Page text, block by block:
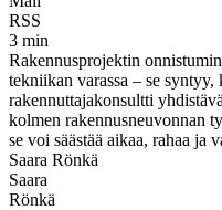
RSS
3 min
Rakennusprojektin
tekniikan varassa – se
rakennuttajakonsultti
kolmen rakennusneuvonnan
se voi säästää aikaa, rahaa ja
Saara Rönkä
Saara
Rönkä